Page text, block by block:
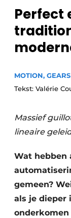
Privacy /
Vacature
Vacatures
Perfect
MOTION,
Tekst: Valérie
Massief
lineaire
Wat hebben
gemeen?
als je dieper
onderkomen